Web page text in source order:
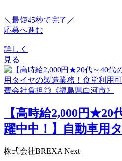
＼最短45秒で完了／
応募へ進む
詳しく
見る
【高時給2,000円★20
躍中中！】自動車用
株式会社BREXA Next